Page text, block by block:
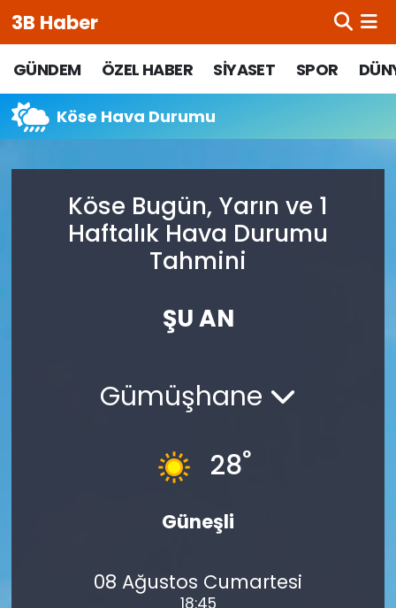
3B Haber
GÜNDEM ÖZEL HABER SİYASET SPOR
Köse Hava Durumu
Köse Bugün, Yarın ve 1
Haftalık Hava Durumu
Tahmini
ŞU AN
Gümüşhane
28°
Güneşli
08 Ağustos Cumartesi
18:45
Beypazarı Hava Durumu
Beypazarı Trafik Yoğunluk Haritası
Tüm Manşetler
Son Dakika Haberleri